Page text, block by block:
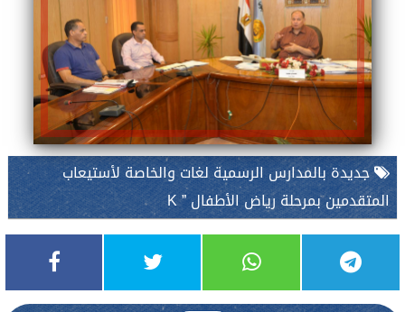
جديدة بالمدارس الرسمية لغات والخاصة لأستيعاب
المتقدمين بمرحلة رياض الأطفال ” K